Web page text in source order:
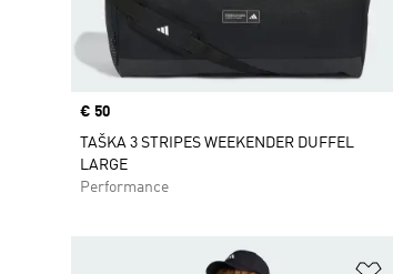
Price
€ 50
TAŠKA 3 STRIPES WEEKENDER DUFFEL
LARGE
Performance